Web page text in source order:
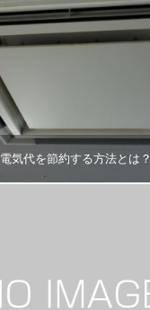
気代を節約する方法とは？